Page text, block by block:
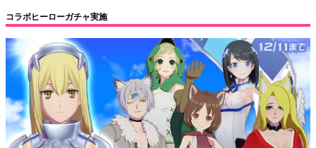
コラボヒーローガチャ実施